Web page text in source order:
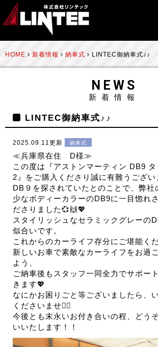
HOME 新着情報 納車式 LINTEC御納車式♪♪
NEWS
新着情報
LINTEC御納車式♪♪
2025.09.11更新 納車式
≪兵庫県在住 D様≫
この度は『アストンマーティン DB9 タ
2』をご購入くださり誠に有難うござい
DB９を探されていたとのことで、弊社
少なボディーカラーのDB9に一目惚れ
ださりました💞🙌💖
スタイリッシュなセラミックグレーの
似合いです。
これからのカーライフ存分にご堪能くだ
新しいお車で素敵なカーライフをお過
よう、
ご納車後もスタッフ一同全力でサポー
きます💖
なにかお困りごと等ございましたら、
くださいませ💁‍♀️
今後とも末永いお付き合いの程、どう
いいたします！！